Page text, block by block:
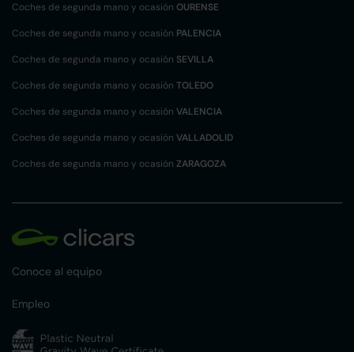
Coches de segunda mano y ocasión OURENSE
Coches de segunda mano y ocasión PALENCIA
Coches de segunda mano y ocasión SEVILLA
Coches de segunda mano y ocasión TOLEDO
Coches de segunda mano y ocasión VALENCIA
Coches de segunda mano y ocasión VALLADOLID
Coches de segunda mano y ocasión ZARAGOZA
Conoce al equipo
Empleo